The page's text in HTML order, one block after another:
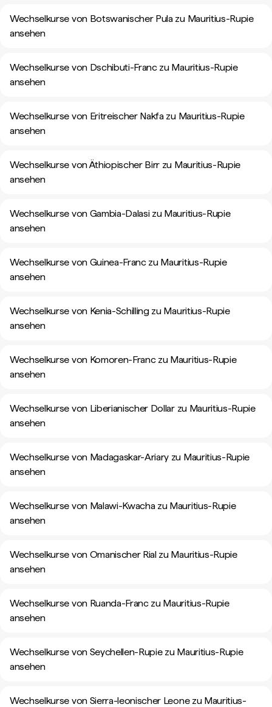
Wechselkurse von Botswanischer Pula zu Mauritius-Rupie
ansehen
Wechselkurse von Dschibuti-Franc zu Mauritius-Rupie
ansehen
Wechselkurse von Eritreischer Nakfa zu Mauritius-Rupie
ansehen
Wechselkurse von Äthiopischer Birr zu Mauritius-Rupie
ansehen
Wechselkurse von Gambia-Dalasi zu Mauritius-Rupie
ansehen
Wechselkurse von Guinea-Franc zu Mauritius-Rupie
ansehen
Wechselkurse von Kenia-Schilling zu Mauritius-Rupie
ansehen
Wechselkurse von Komoren-Franc zu Mauritius-Rupie
ansehen
Wechselkurse von Liberianischer Dollar zu Mauritius-Rupie
ansehen
Wechselkurse von Madagaskar-Ariary zu Mauritius-Rupie
ansehen
Wechselkurse von Malawi-Kwacha zu Mauritius-Rupie
ansehen
Wechselkurse von Omanischer Rial zu Mauritius-Rupie
ansehen
Wechselkurse von Ruanda-Franc zu Mauritius-Rupie
ansehen
Wechselkurse von Seychellen-Rupie zu Mauritius-Rupie
ansehen
Wechselkurse von Sierra-leonischer Leone zu Mauritius-